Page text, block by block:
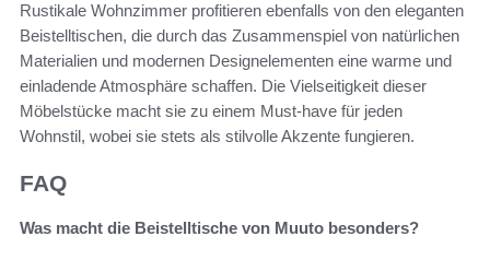
Rustikale Wohnzimmer profitieren ebenfalls von den eleganten
Beistelltischen, die durch das Zusammenspiel von natürlichen
Materialien und modernen Designelementen eine warme und
einladende Atmosphäre schaffen. Die Vielseitigkeit dieser
Möbelstücke macht sie zu einem Must-have für jeden
Wohnstil, wobei sie stets als stilvolle Akzente fungieren.
FAQ
Was macht die Beistelltische von Muuto besonders?